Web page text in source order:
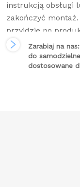
instrukcją obsługi
zakończyć
przyjdzie po
płacimy Ci za
Zarabiaj na
do
dostosowane